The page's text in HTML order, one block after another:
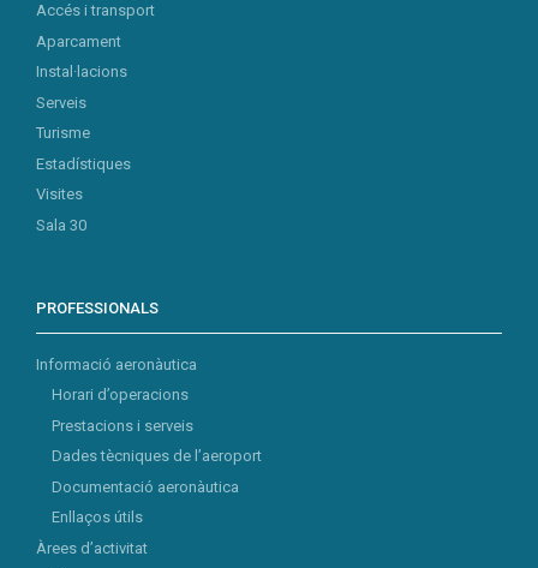
Accés i transport
Aparcament
Instal·lacions
Serveis
Turisme
Estadístiques
Visites
Sala 30
PROFESSIONALS
Informació aeronàutica
Horari d’operacions
Prestacions i serveis
Dades tècniques de l’aeroport
Documentació aeronàutica
Enllaços útils
Àrees d’activitat